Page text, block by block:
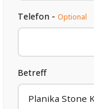
Telefon -Optional
Betreff